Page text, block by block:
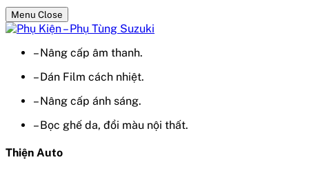
Menu Close
– Nâng cấp âm thanh.
– Dán Film cách nhiệt.
– Nâng cấp ánh sáng.
– Bọc ghế da, đổi màu nội thất.
Thiện Auto